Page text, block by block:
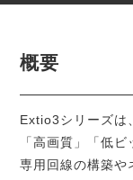
概要
Extio3シリーズは
「高画質」「低
専用回線の構築や